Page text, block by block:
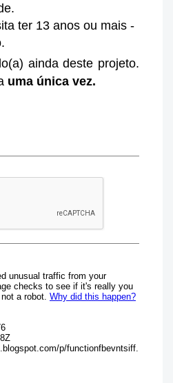
ter 13 anos ou mais -
ainda deste projeto.
uma única vez.